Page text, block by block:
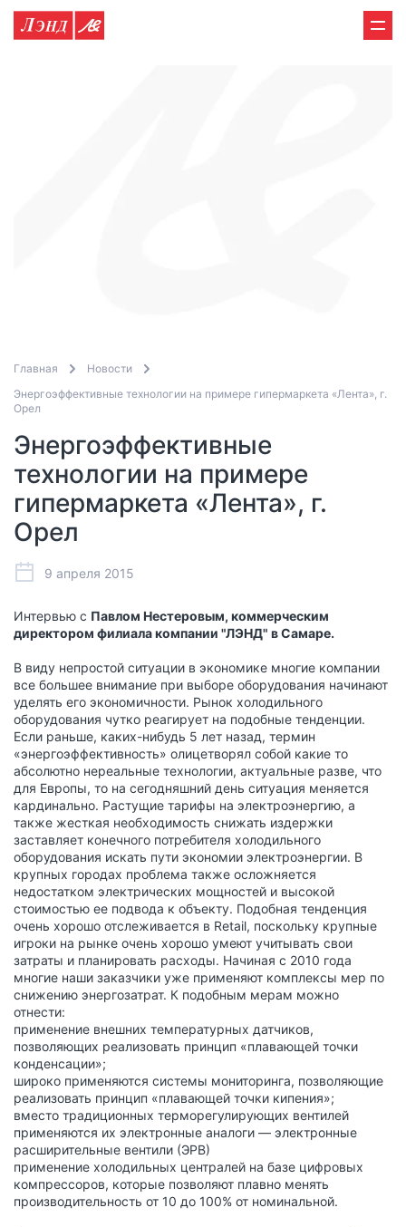
Главная
Новости
Энергоэффективные технологии на примере гипермаркета «Лента», г.
Орел
Энергоэффективные
технологии на примере
гипермаркета «Лента», г.
Орел
9 апреля 2015
Интервью с Павлом Нестеровым, коммерческим
директором филиала компании "ЛЭНД" в Самаре.
В виду непростой ситуации в экономике многие компании
все большее внимание при выборе оборудования начинают
уделять его экономичности. Рынок холодильного
оборудования чутко реагирует на подобные тенденции.
Если раньше, каких-нибудь 5 лет назад, термин
«энергоэффективность» олицетворял собой какие то
абсолютно нереальные технологии, актуальные разве, что
для Европы, то на сегодняшний день ситуация меняется
кардинально. Растущие тарифы на электроэнергию, а
также жесткая необходимость снижать издержки
заставляет конечного потребителя холодильного
оборудования искать пути экономии электроэнергии. В
крупных городах проблема также осложняется
недостатком электрических мощностей и высокой
стоимостью ее подвода к объекту. Подобная тенденция
очень хорошо отслеживается в Retail, поскольку крупные
игроки на рынке очень хорошо умеют учитывать свои
затраты и планировать расходы. Начиная с 2010 года
многие наши заказчики уже применяют комплексы мер по
снижению энергозатрат. К подобным мерам можно
отнести:
применение внешних температурных датчиков,
позволяющих реализовать принцип «плавающей точки
конденсации»;
широко применяются системы мониторинга, позволяющие
реализовать принцип «плавающей точки кипения»;
вместо традиционных терморегулирующих вентилей
применяются их электронные аналоги — электронные
расширительные вентили (ЭРВ)
применение холодильных централей на базе цифровых
компрессоров, которые позволяют плавно менять
производительность от 10 до 100% от номинальной.